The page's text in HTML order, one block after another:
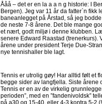
Ååå – det er en la a a n g historie: I
Bergen). Jeg var 11 år da fatter`n fikk
baneanlegget på Årstad, så jeg
de neste 7-8 årene. Det ble mange
et nært, godt miljø i denne klubben.
senere Edward Raastad (trenerkurs).
årene under president Terje Due-
nye tennishaller ble lagt.
Tennis er utrolig gøy! Har alltid følt et
begge sider av langfjella. Siste årene
Tennis er en av de virkelig
perioden”, med en ”fandenivoldsk”
på a30 og 15-40, eller 4-3 kontra 5-2